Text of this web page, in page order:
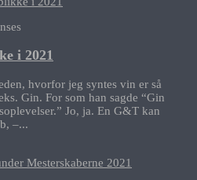
i 2021
hvorfor jeg syntes vin er så
Gin. For som han sagde “Gin
Jo, ja. En G&T kan
–...